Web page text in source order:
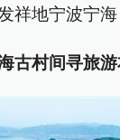
祥地宁波宁海
古村间寻旅